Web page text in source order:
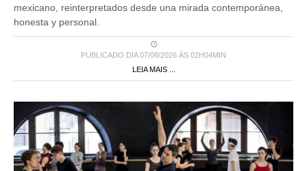
mexicano, reinterpretados desde una mirada contemporánea,
honesta y personal.
PUBLICADO DIA 07/08/2026 ÀS 02H04MIN
LEIA MAIS ...